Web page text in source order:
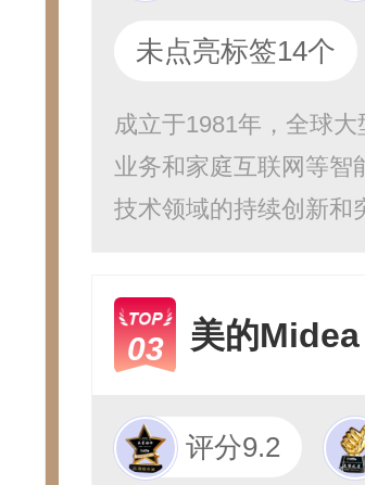
未点亮标签14个
成立于1981年，全球
业务和家庭互联网等智
技术领域的持续创新和
03 美的Midea
评分9.2